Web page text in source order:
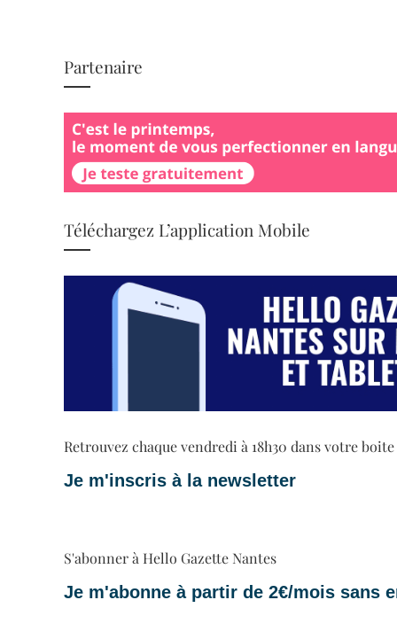
Partenaire
Téléchargez L’application Mobile
Retrouvez chaque vendredi à 18h30 dans votre
Je m'inscris à la newsletter
S'abonner à Hello Gazette Nantes
Je m'abonne à partir de 2€/mois sans